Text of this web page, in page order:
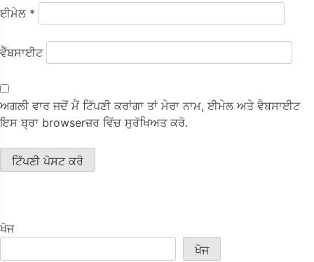
ਈਮੇਲ *
ਵੈੱਬਸਾਈਟ
ਅਗਲੀ ਵਾਰ ਜਦੋਂ ਮੈਂ ਟਿੱਪਣੀ ਕਰਾਂਗਾ ਤਾਂ ਮੇਰਾ ਨਾਮ, ਈਮੇਲ ਅਤੇ ਵੈਬਸਾਈਟ
ਇਸ ਬ੍ਰਾ browserਜ਼ਰ ਵਿੱਚ ਸੁਰੱਖਿਅਤ ਕਰੋ.
ਖੋਜ
ਖੋਜ